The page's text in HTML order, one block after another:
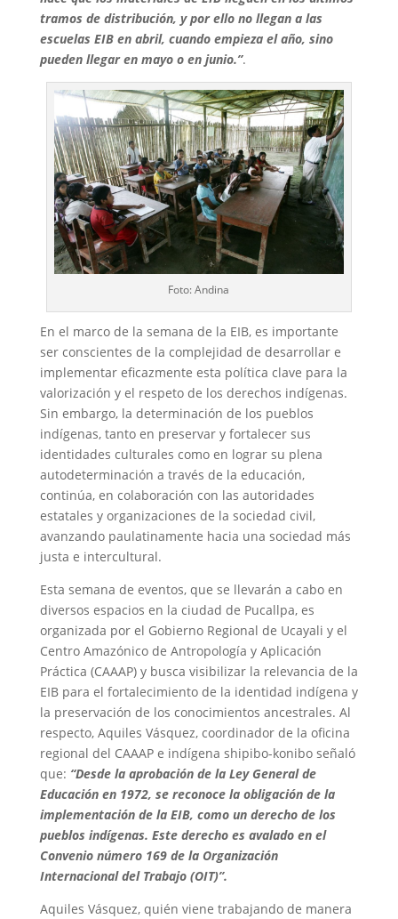
tramos de distribución, y por ello no llegan a las
escuelas EIB en abril, cuando empieza el año, sino
pueden llegar en mayo o en junio.”.
Foto: Andina
En el marco de la semana de la EIB, es importante
ser conscientes de la complejidad de desarrollar e
implementar eficazmente esta política clave para la
valorización y el respeto de los derechos indígenas.
Sin embargo, la determinación de los pueblos
indígenas, tanto en preservar y fortalecer sus
identidades culturales como en lograr su plena
autodeterminación a través de la educación,
continúa, en colaboración con las autoridades
estatales y organizaciones de la sociedad civil,
avanzando paulatinamente hacia una sociedad más
justa e intercultural.
Esta semana de eventos, que se llevarán a cabo en
diversos espacios en la ciudad de Pucallpa, es
organizada por el Gobierno Regional de Ucayali y el
Centro Amazónico de Antropología y Aplicación
Práctica (CAAAP) y busca visibilizar la relevancia de la
EIB para el fortalecimiento de la identidad indígena y
la preservación de los conocimientos ancestrales. Al
respecto, Aquiles Vásquez, coordinador de la oficina
regional del CAAAP e indígena shipibo-konibo señaló
que: “Desde la aprobación de la Ley General de
Educación en 1972, se reconoce la obligación de la
implementación de la EIB, como un derecho de los
pueblos indígenas. Este derecho es avalado en el
Convenio número 169 de la Organización
Internacional del Trabajo (OIT)”.
Aquiles Vásquez, quién viene trabajando de manera